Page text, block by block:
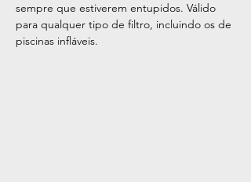
sempre que estiverem entupidos. Válido
para qualquer tipo de filtro, incluindo os de
piscinas infláveis.